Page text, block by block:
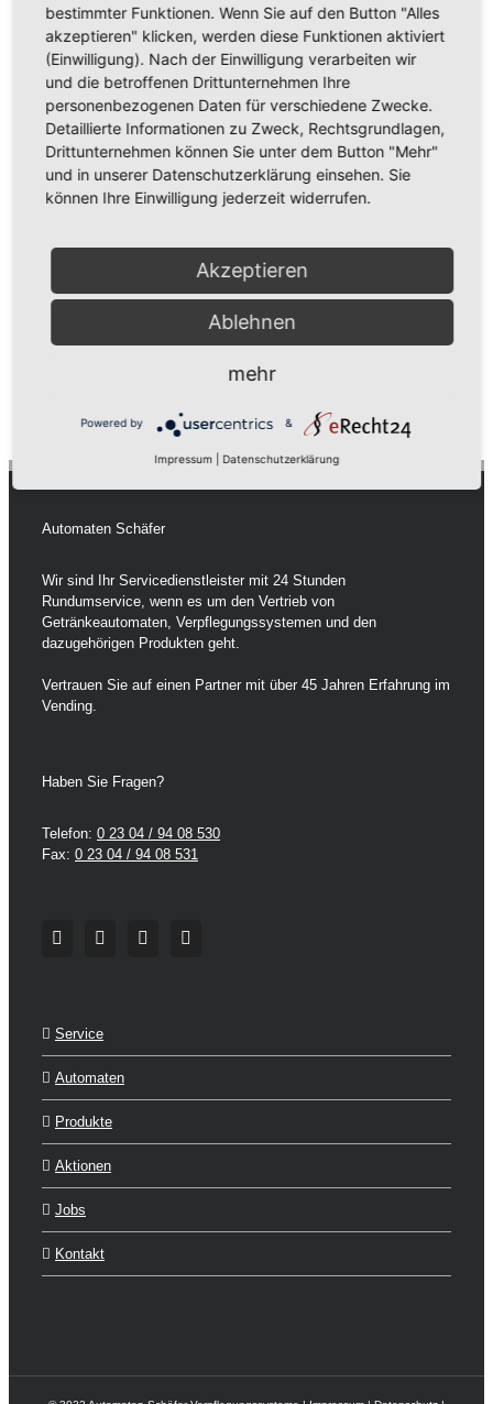
Markenbotschaft in den Fokus – dank dem
geschlossenen und großflächigen Türdesign mit
optionaler Hinterleuchtung.
Weitere Informationen
Technische Daten
ZURÜCK ZUR ÜBERSICHT
Automaten Schäfer
Wir sind Ihr Servicedienstleister mit 24 Stunden
Rundumservice, wenn es um den Vertrieb von
Getränkeautomaten, Verpflegungssystemen und den
dazugehörigen Produkten geht.
Vertrauen Sie auf einen Partner mit über 45 Jahren Erfahrung im
Vending.
Haben Sie Fragen?
Telefon: 0 23 04 / 94 08 530
Fax: 0 23 04 / 94 08 531
Service
Automaten
Produkte
Aktionen
Jobs
Kontakt
bestimmter Funktionen. Wenn Sie auf den Button "Alles
akzeptieren" klicken, werden diese Funktionen aktiviert
(Einwilligung). Nach der Einwilligung verarbeiten wir
und die betroffenen Drittunternehmen Ihre
personenbezogenen Daten für verschiedene Zwecke.
Detaillierte Informationen zu Zweck, Rechtsgrundlagen,
Drittunternehmen können Sie unter dem Button "Mehr"
und in unserer Datenschutzerklärung einsehen. Sie
können Ihre Einwilligung jederzeit widerrufen.
Akzeptieren
Ablehnen
mehr
Powered by &
Impressum Datenschutzerklärung